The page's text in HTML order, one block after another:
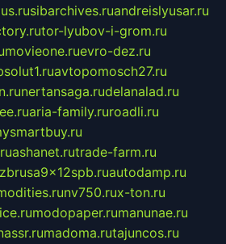
sibarchives.ruandreislyusar.ru
tor-lyubov-i-grom.ru
movieone.ruevro-dez.ru
avtopomosch27.ru
nertansaga.rudelanalad.ru
aria-family.ruroadli.ru
ashanet.rutrade-farm.ru
autodamp.ru
nv750.rux-ton.ru
modopaper.rumanunae.ru
madoma.rutajuncos.ru